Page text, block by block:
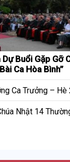
Buổi Gặp Gỡ
Ca Hòa Bình”
Ca Trưởng – Hè
Nhật 14